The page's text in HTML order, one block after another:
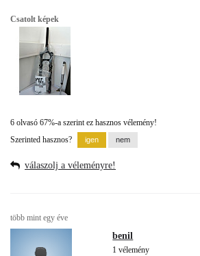
Csatolt képek
6 olvasó 67%-a szerint ez hasznos vélemény!
Szerinted hasznos?
válaszolj a véleményre!
több mint egy éve
benil
1 vélemény